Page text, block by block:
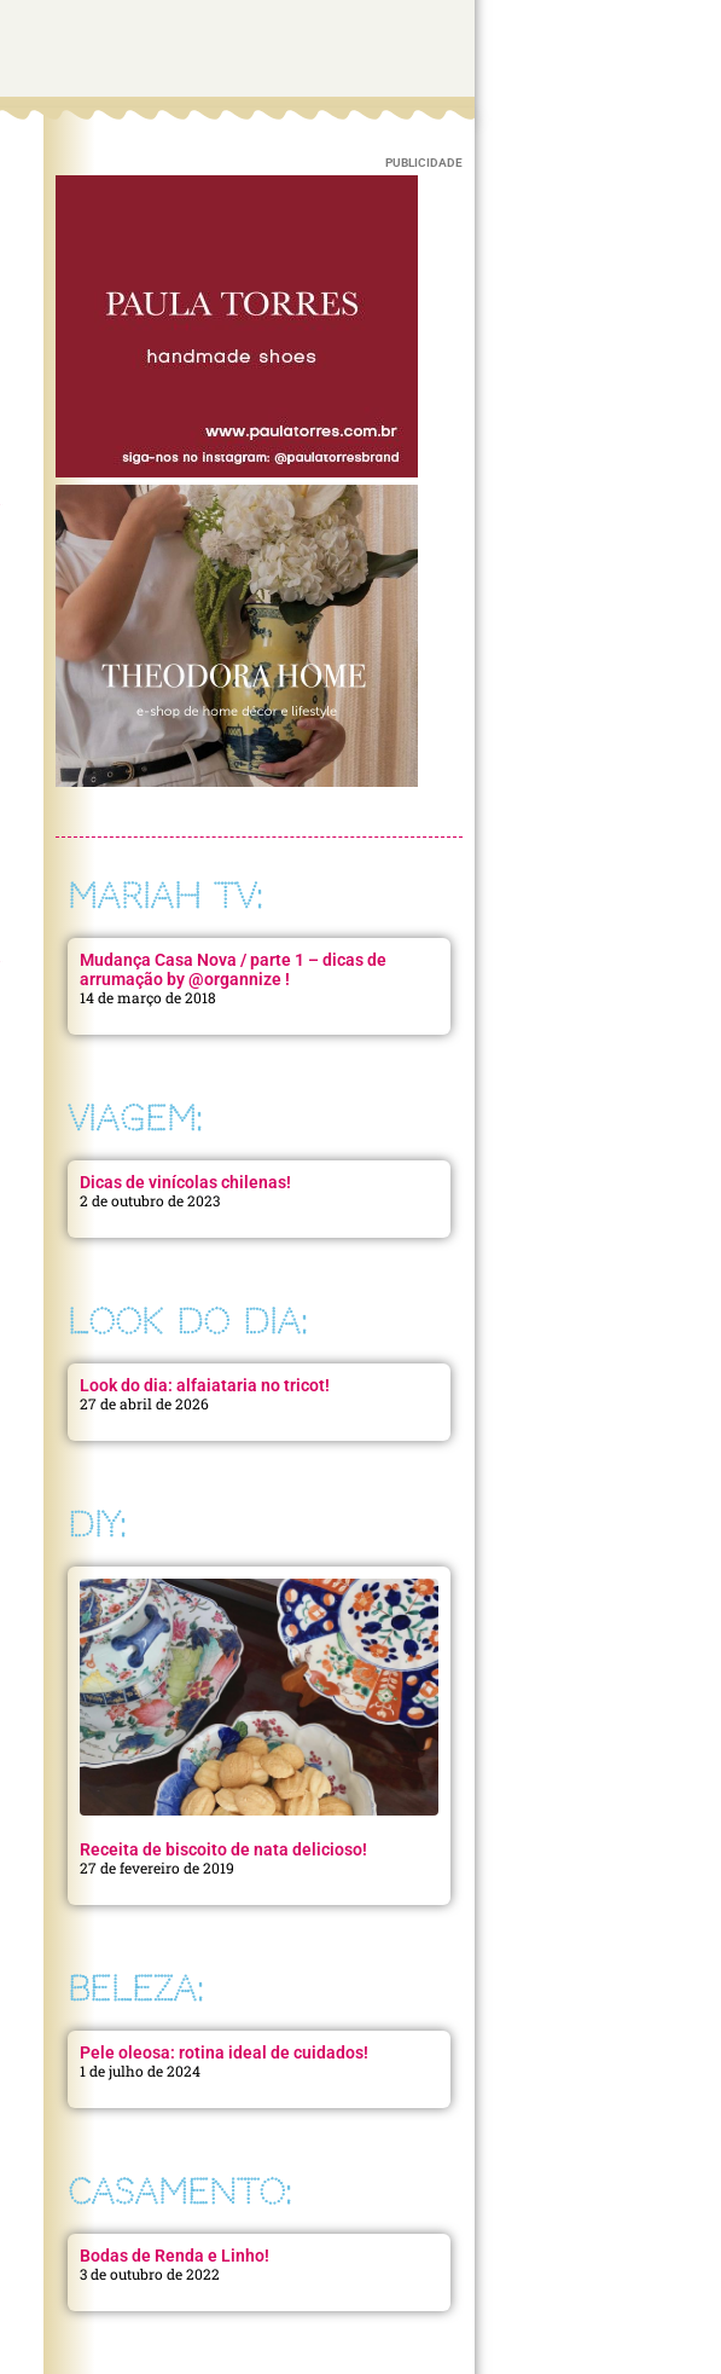
PUBLICIDADE
MARIAH TV:
Mudança Casa Nova / parte 1 – dicas de
arrumação by @organnize !
14 de março de 2018
VIAGEM:
Dicas de vinícolas chilenas!
2 de outubro de 2023
LOOK DO DIA:
Look do dia: alfaiataria no tricot!
27 de abril de 2026
DIY:
Receita de biscoito de nata delicioso!
27 de fevereiro de 2019
BELEZA:
Pele oleosa: rotina ideal de cuidados!
1 de julho de 2024
CASAMENTO:
Bodas de Renda e Linho!
3 de outubro de 2022